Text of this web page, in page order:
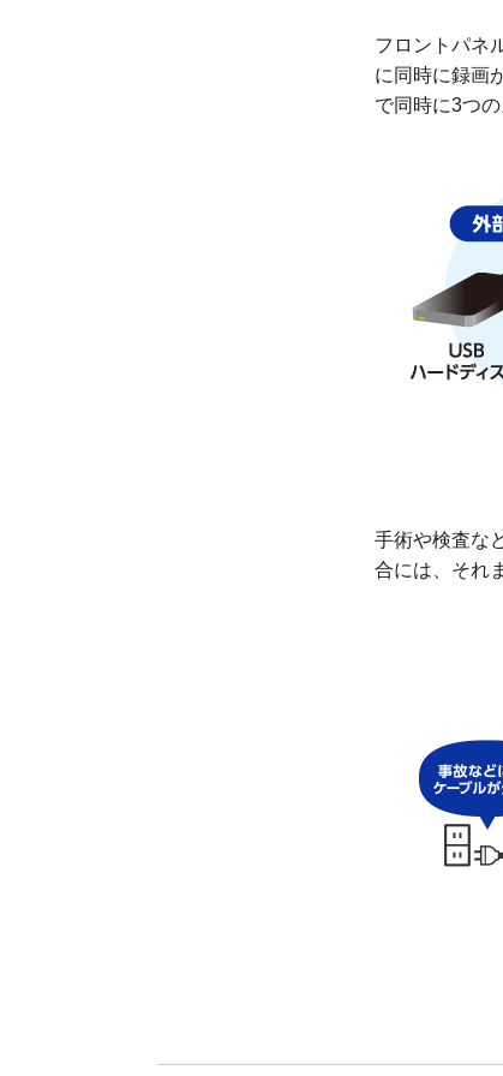
フロントパネ
に同時に録画
で同時に3つ
手術や検査な
合には、それ